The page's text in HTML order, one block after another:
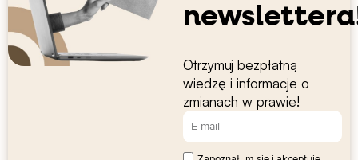
Otrzymuj bezpłatną
wiedzę i informacje o
zmianach w prawie!